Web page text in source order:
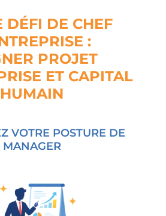
DÉFI DE CHEF
:
PROJET
ET CAPITAL
HUMAIN
VOTRE POSTURE DE
MANAGER